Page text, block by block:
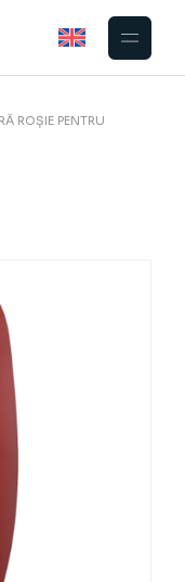
ROȘIE PENTRU